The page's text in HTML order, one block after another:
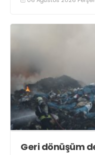
Geri dönüşüm